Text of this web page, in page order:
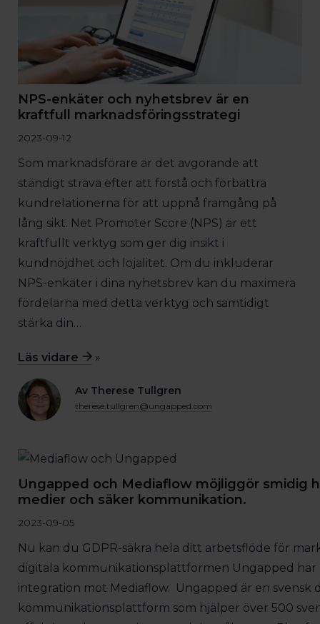
NPS-enkäter och nyhetsbrev är en
kraftfull marknadsföringsstrategi
2023-09-12
Som marknadsförare är det avgörande att
ständigt sträva efter att förstå och förbättra
kundrelationerna för att uppnå framgång på
lång sikt. Net Promoter Score (NPS) är ett
kraftfullt verktyg som ger dig insikt i
kundnöjdhet och lojalitet. Om du inkluderar
NPS-enkäter i dina nyhetsbrev kan du maximera
fördelarna med detta verktyg och samtidigt
stärka din…
Läs vidare »
Av Therese Tullgren
therese.tullgren@ungapped.com
Ungapped och Mediaflow möjliggör smidig
medier och säker kommunikation.
2023-09-05
Nu kan du GDPR-säkra hela ditt arbetsflöde för
digitala kommunikationsplattformen Ungapped
integration mot Mediaflow. Ungapped är en svensk
kommunikationsplattform som hjälper över 500